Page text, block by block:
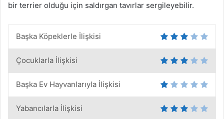
bir terrier olduğu için saldırgan tavırlar sergileyebilir.
Başka Köpeklerle İlişkisi
Çocuklarla İlişkisi
Başka Ev Hayvanlarıyla İlişkisi
Yabancılarla İlişkisi